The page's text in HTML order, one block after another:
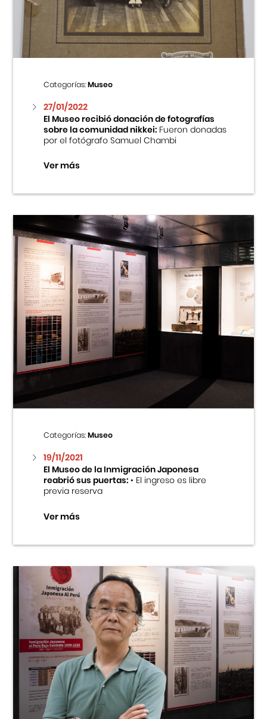
Centro Cultural Peruano Japonés
Museo de la Inmigración Japonesa
Fondo Editorial
Teatro Peruano Japonés
Categorías:Museo
27/01/2022
El Museo recibió donación de fotografías
sobre la comunidad nikkei:Fueron donadas
por el fotógrafo Samuel Chambi
Ver más
Categorías:Museo
19/11/2021
El Museo de la Inmigración Japonesa
reabrió sus puertas:• El ingreso es libre
previa reserva
Ver más